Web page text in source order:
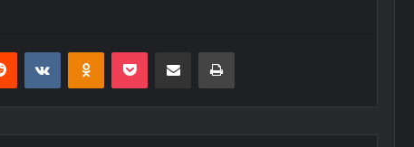
Reddit VKontakteOdnoklassniki
Pocket E-Posta ile paylaş Yazdır